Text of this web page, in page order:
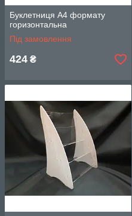
Буклетниця А4 формату
горизонтальна
Під замовлення
424 ₴